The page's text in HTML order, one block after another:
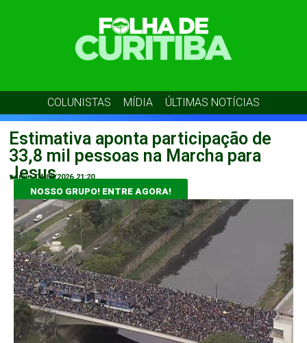
COLUNISTAS MÍDIA ÚLTIMAS NOTÍCIAS
Estimativa aponta participação de
33,8 mil pessoas na Marcha para
Jesus
admin 04/06/2026 21:20
NOSSO GRUPO! ENTRE AGORA!